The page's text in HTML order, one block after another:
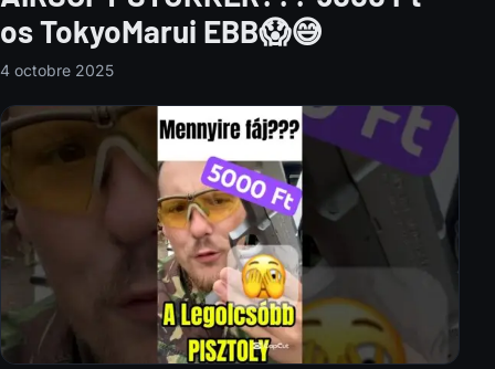
os TokyoMarui EBB😱😅
4 octobre 2025